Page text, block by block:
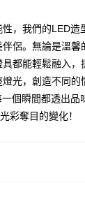
成結帳手續。
商品會配送至您的
到一封繳費通知簡
認無誤後，請再利
銀等方式進行付款
有下載 AFTEE App
。
長您收到商品前的
如:預購商品或預計到
含以上)免运费
，我們的LED造
侶。無論是溫馨
都能輕鬆融入，
光，創造不同的
個瞬間都透出品
彩奪目的變化！